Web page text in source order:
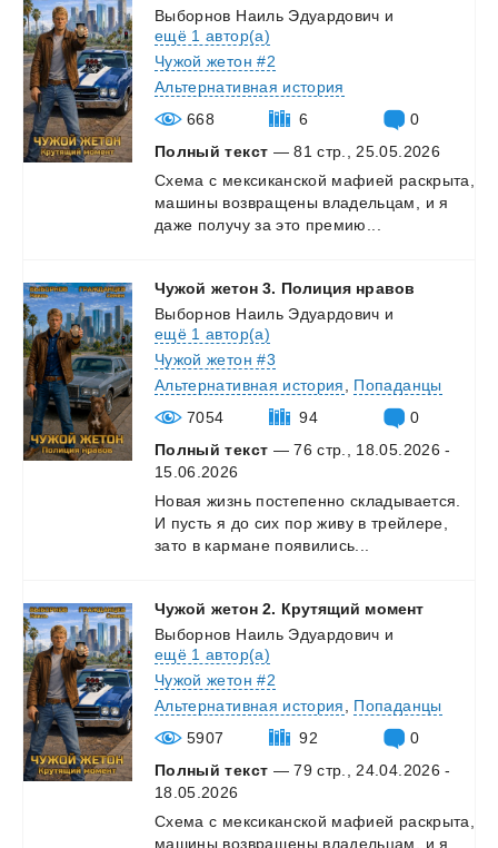
Выборнов Наиль Эдуардович и
ещё 1 автор(а)
Чужой жетон #2
Альтернативная история
668
6
0
Полный текст — 81 стр., 25.05.2026
Схема с мексиканской мафией раскрыта,
машины возвращены владельцам, и я
даже получу за это премию...
Чужой жетон 3. Полиция нравов
Выборнов Наиль Эдуардович и
ещё 1 автор(а)
Чужой жетон #3
Альтернативная история
Попаданцы
7054
94
0
Полный текст — 76 стр., 18.05.2026 -
15.06.2026
Новая жизнь постепенно складывается.
И пусть я до сих пор живу в трейлере,
зато в кармане появились...
Чужой жетон 2. Крутящий момент
Выборнов Наиль Эдуардович и
ещё 1 автор(а)
Чужой жетон #2
Альтернативная история
Попаданцы
5907
92
0
Полный текст — 79 стр., 24.04.2026 -
18.05.2026
Схема с мексиканской мафией раскрыта,
машины возвращены владельцам, и я